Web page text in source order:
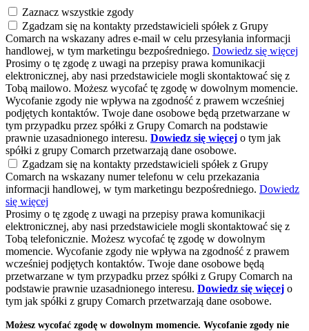
Zaznacz wszystkie zgody
Zgadzam się na kontakty przedstawicieli spółek z Grupy
Comarch na wskazany adres e-mail w celu przesyłania informacji
handlowej, w tym marketingu bezpośredniego. Dowiedz się więcej
Prosimy o tę zgodę z uwagi na przepisy prawa komunikacji
elektronicznej, aby nasi przedstawiciele mogli skontaktować się z
Tobą mailowo. Możesz wycofać tę zgodę w dowolnym momencie.
Wycofanie zgody nie wpływa na zgodność z prawem wcześniej
podjętych kontaktów. Twoje dane osobowe będą przetwarzane w
tym przypadku przez spółki z Grupy Comarch na podstawie
prawnie uzasadnionego interesu. Dowiedz się więcej o tym jak
spółki z grupy Comarch przetwarzają dane osobowe.
Zgadzam się na kontakty przedstawicieli spółek z Grupy
Comarch na wskazany numer telefonu w celu przekazania
informacji handlowej, w tym marketingu bezpośredniego. Dowiedz
się więcej
Prosimy o tę zgodę z uwagi na przepisy prawa komunikacji
elektronicznej, aby nasi przedstawiciele mogli skontaktować się z
Tobą telefonicznie. Możesz wycofać tę zgodę w dowolnym
momencie. Wycofanie zgody nie wpływa na zgodność z prawem
wcześniej podjętych kontaktów. Twoje dane osobowe będą
przetwarzane w tym przypadku przez spółki z Grupy Comarch na
podstawie prawnie uzasadnionego interesu. Dowiedz się więcej o
tym jak spółki z grupy Comarch przetwarzają dane osobowe.
Możesz wycofać zgodę w dowolnym momencie. Wycofanie zgody nie